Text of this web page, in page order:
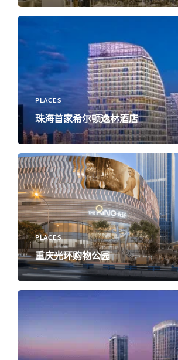
PLACES
珠海首家希尔顿逸林酒店
PLACES
重庆光环购物公园